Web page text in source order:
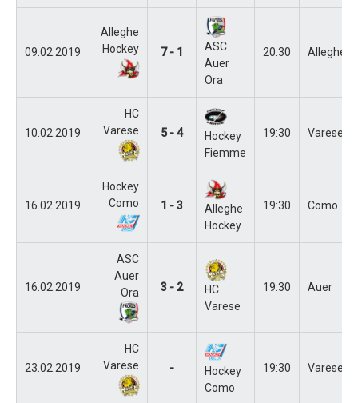
09.02.2019
Alleghe
Hockey
7 - 1
ASC
Auer
Ora
20:30 Alleghe
10.02.2019
HC
Varese
5 - 4
Hockey
Fiemme
19:30 Varese
16.02.2019
Hockey
Como
1 - 3
Alleghe
Hockey
19:30 Como
16.02.2019
ASC
Auer
Ora
3 - 2
HC
Varese
19:30 Auer
23.02.2019
HC
Varese
-
Hockey
Como
19:30 Varese